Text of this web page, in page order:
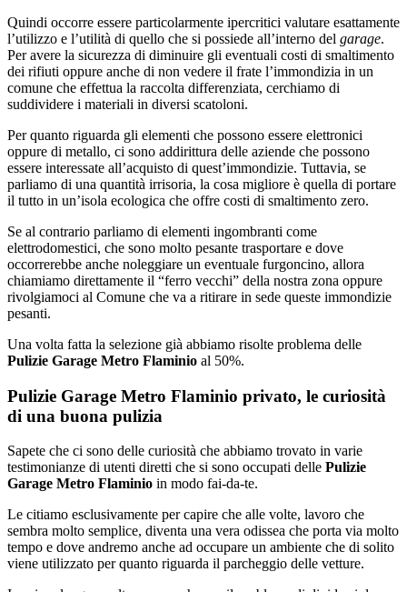
Quindi occorre essere particolarmente ipercritici valutare esattamente
l’utilizzo e l’utilità di quello che si possiede all’interno del garage.
Per avere la sicurezza di diminuire gli eventuali costi di smaltimento
dei rifiuti oppure anche di non vedere il frate l’immondizia in un
comune che effettua la raccolta differenziata, cerchiamo di
suddividere i materiali in diversi scatoloni.
Per quanto riguarda gli elementi che possono essere elettronici
oppure di metallo, ci sono addirittura delle aziende che possono
essere interessate all’acquisto di quest’immondizie. Tuttavia, se
parliamo di una quantità irrisoria, la cosa migliore è quella di portare
il tutto in un’isola ecologica che offre costi di smaltimento zero.
Se al contrario parliamo di elementi ingombranti come
elettrodomestici, che sono molto pesante trasportare e dove
occorrerebbe anche noleggiare un eventuale furgoncino, allora
chiamiamo direttamente il “ferro vecchi” della nostra zona oppure
rivolgiamoci al Comune che va a ritirare in sede queste immondizie
pesanti.
Una volta fatta la selezione già abbiamo risolte problema delle
Pulizie Garage Metro Flaminio al 50%.
Pulizie Garage Metro Flaminio privato, le curiosità
di una buona pulizia
Sapete che ci sono delle curiosità che abbiamo trovato in varie
testimonianze di utenti diretti che si sono occupati delle Pulizie
Garage Metro Flaminio in modo fai-da-te.
Le citiamo esclusivamente per capire che alle volte, lavoro che
sembra molto semplice, diventa una vera odissea che porta via molto
tempo e dove andremo anche ad occupare un ambiente che di solito
viene utilizzato per quanto riguarda il parcheggio delle vetture.